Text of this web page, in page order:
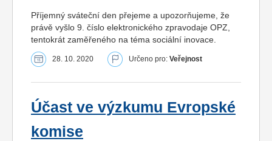
Příjemný sváteční den přejeme a upozorňujeme, že
právě vyšlo 9. číslo elektronického zpravodaje OPZ,
tentokrát zaměřeného na téma sociální inovace.
28. 10. 2020 Určeno pro: Veřejnost
Účast ve výzkumu Evropské
komise